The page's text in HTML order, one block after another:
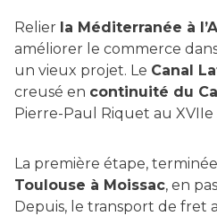
Relier la Méditerranée à
améliorer le commerce
un vieux projet. Le Canal
creusé en continuité du
Pierre-Paul Riquet au XVIIe
La première étape,
Toulouse à Moissac, en
Depuis, le transport de fret